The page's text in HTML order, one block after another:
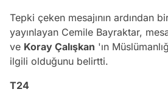
Tepki çeken mesajının ardından
yayınlayan Cemile Bayraktar,
ve Koray Çalışkan 'ın
ilgili olduğunu belirtti.
T24